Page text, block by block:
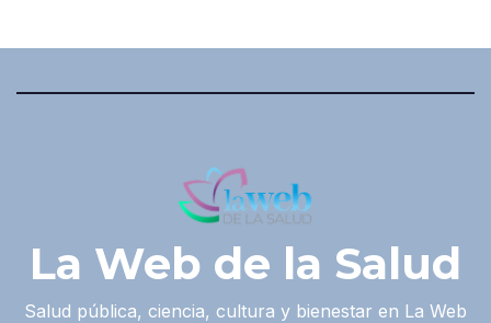
La Web de la Salud
Salud pública, ciencia, cultura y bienestar en La Web